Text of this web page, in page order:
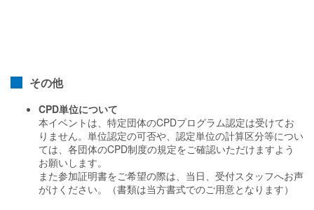
その他
CPD単位について
本イベントは、特定団体のCPDプログラム認定は受けてお
りません。単位認定の可否や、認定単位の計算区分等につい
ては、各団体のCPD制度の規定をご確認いただけますよう
お願いします。
また参加証明書をご希望の際は、当日、受付スタッフへお声
がけください。（書類は当方書式でのご用意となります）